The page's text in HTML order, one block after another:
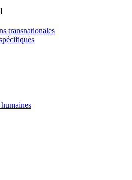
transnationales